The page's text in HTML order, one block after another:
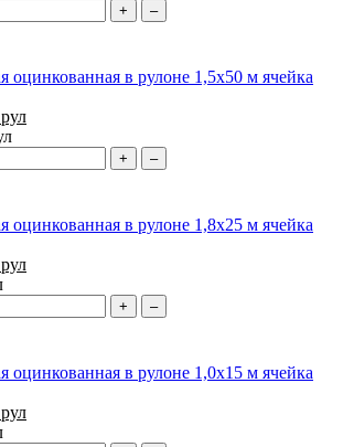
+
–
оцинкованная в рулоне 1,5х50 м ячейка
+
–
оцинкованная в рулоне 1,8х25 м ячейка
+
–
оцинкованная в рулоне 1,0х15 м ячейка